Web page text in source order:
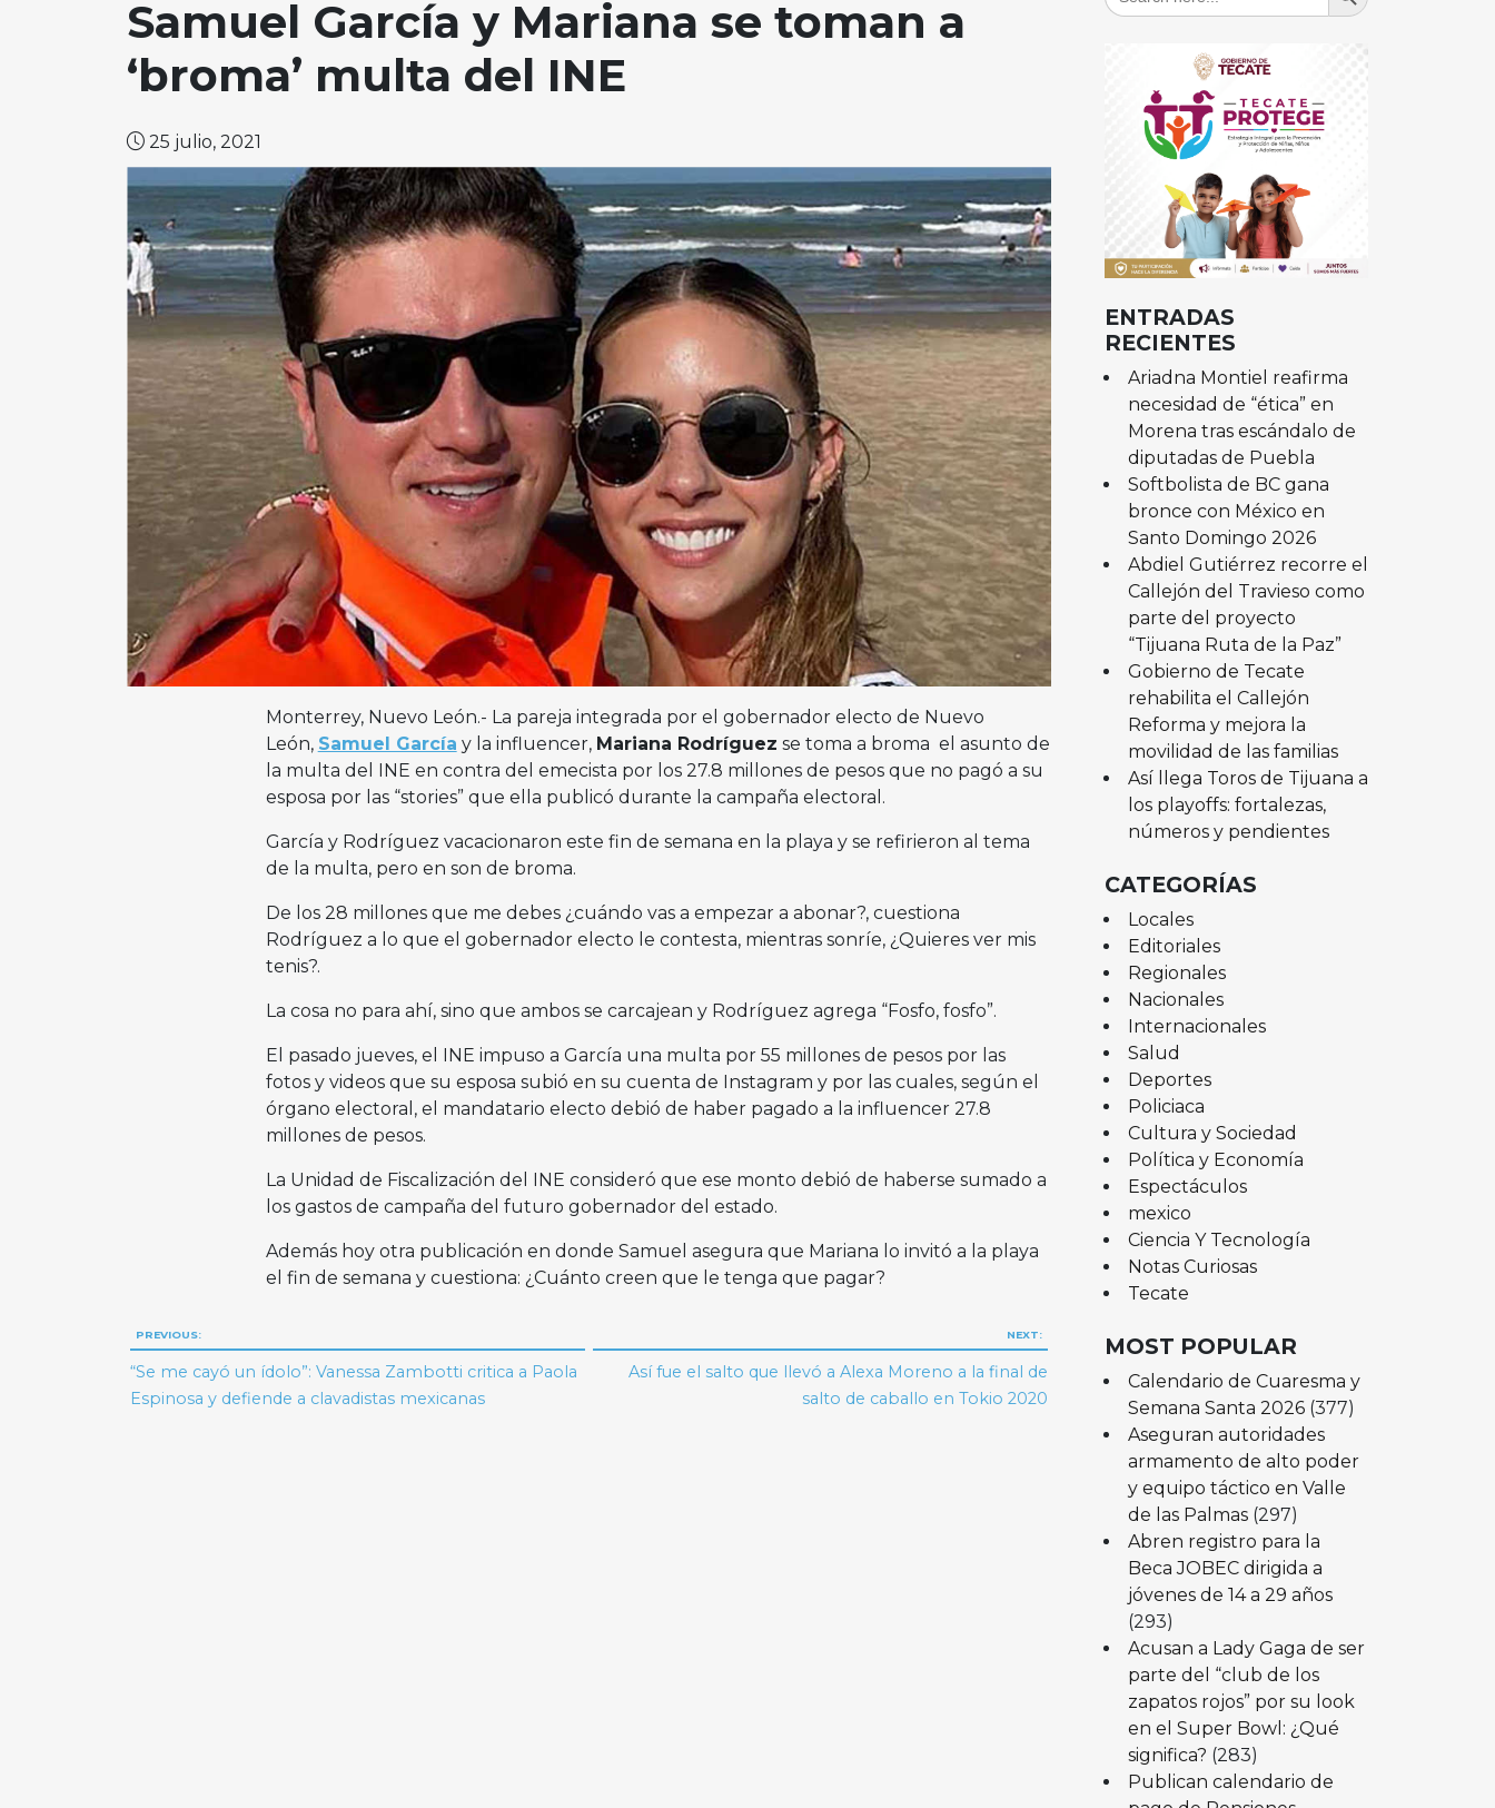
Samuel García y Mariana se toman a
‘broma’ multa del INE
25 julio, 2021
Monterrey, Nuevo León.- La pareja integrada por el gobernador electo de Nuevo
León, Samuel García y la influencer, Mariana Rodríguez se toma a broma el asunto de
la multa del INE en contra del emecista por los 27.8 millones de pesos que no pagó a su
esposa por las “stories” que ella publicó durante la campaña electoral.
García y Rodríguez vacacionaron este fin de semana en la playa y se refirieron al tema
de la multa, pero en son de broma.
De los 28 millones que me debes ¿cuándo vas a empezar a abonar?, cuestiona
Rodríguez a lo que el gobernador electo le contesta, mientras sonríe, ¿Quieres ver mis
tenis?.
La cosa no para ahí, sino que ambos se carcajean y Rodríguez agrega “Fosfo, fosfo”.
El pasado jueves, el INE impuso a García una multa por 55 millones de pesos por las
fotos y videos que su esposa subió en su cuenta de Instagram y por las cuales, según el
órgano electoral, el mandatario electo debió de haber pagado a la influencer 27.8
millones de pesos.
La Unidad de Fiscalización del INE consideró que ese monto debió de haberse sumado a
los gastos de campaña del futuro gobernador del estado.
Además hoy otra publicación en donde Samuel asegura que Mariana lo invitó a la playa
el fin de semana y cuestiona: ¿Cuánto creen que le tenga que pagar?
Navegación
de
PREVIOUS:
“Se me cayó un ídolo”: Vanessa Zambotti critica a Paola
Espinosa y defiende a clavadistas mexicanas
NEXT:
Así fue el salto que llevó a Alexa Moreno a la final de
salto de caballo en Tokio 2020
ENTRADAS
RECIENTES
Ariadna Montiel reafirma
necesidad de “ética” en
Morena tras escándalo de
diputadas de Puebla
Softbolista de BC gana
bronce con México en
Santo Domingo 2026
Abdiel Gutiérrez recorre el
Callejón del Travieso como
parte del proyecto
“Tijuana Ruta de la Paz”
Gobierno de Tecate
rehabilita el Callejón
Reforma y mejora la
movilidad de las familias
Así llega Toros de Tijuana a
los playoffs: fortalezas,
números y pendientes
CATEGORÍAS
Locales
Editoriales
Regionales
Nacionales
Internacionales
Salud
Deportes
Policiaca
Cultura y Sociedad
Política y Economía
Espectáculos
mexico
Ciencia Y Tecnología
Notas Curiosas
Tecate
MOST POPULAR
Calendario de Cuaresma y
Semana Santa 2026 (377)
Aseguran autoridades
armamento de alto poder
y equipo táctico en Valle
de las Palmas (297)
Abren registro para la
Beca JOBEC dirigida a
jóvenes de 14 a 29 años
(293)
Acusan a Lady Gaga de ser
parte del “club de los
zapatos rojos” por su look
en el Super Bowl: ¿Qué
significa? (283)
Publican calendario de